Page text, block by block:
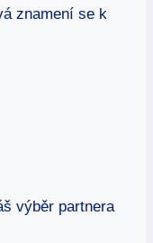
znamení se k